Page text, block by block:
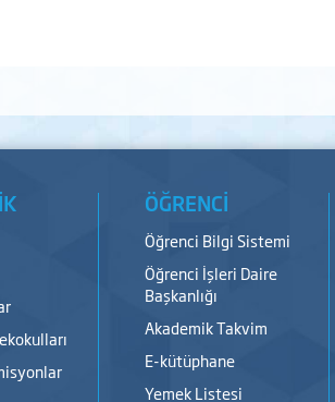
ÖĞRENCİ
Öğrenci Bilgi Sistemi
Öğrenci İşleri Daire
Başkanlığı
Akademik Takvim
E-kütüphane
Yemek Listesi